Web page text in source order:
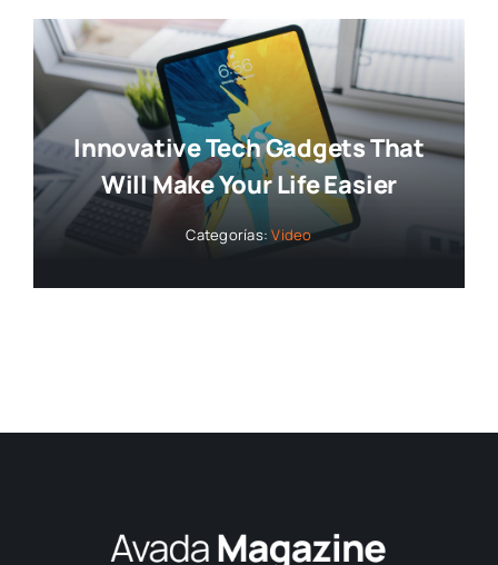
Innovative Tech Gadgets That
Will Make Your Life Easier
Categorías:Video